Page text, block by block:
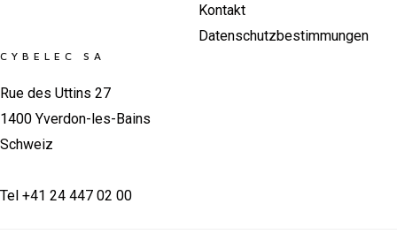
CYBELEC SA
Rue des Uttins 27
1400 Yverdon-les-Bains
Schweiz
Tel +41 24 447 02 00
Kontakt
Datenschutzbestimmungen